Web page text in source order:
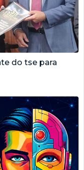
do tse para